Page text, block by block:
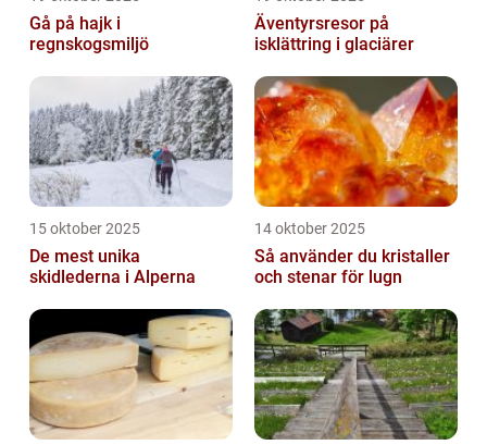
Gå på hajk i
regnskogsmiljö
Äventyrsresor på
isklättring i glaciärer
15 oktober 2025
De mest unika
skidlederna i Alperna
14 oktober 2025
Så använder du kristaller
och stenar för lugn